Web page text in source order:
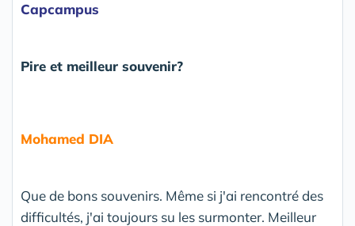
Capcampus
Pire et meilleur souvenir?
Mohamed DIA
Que de bons souvenirs. Même si j'ai rencontré des
difficultés, j'ai toujours su les surmonter. Meilleur